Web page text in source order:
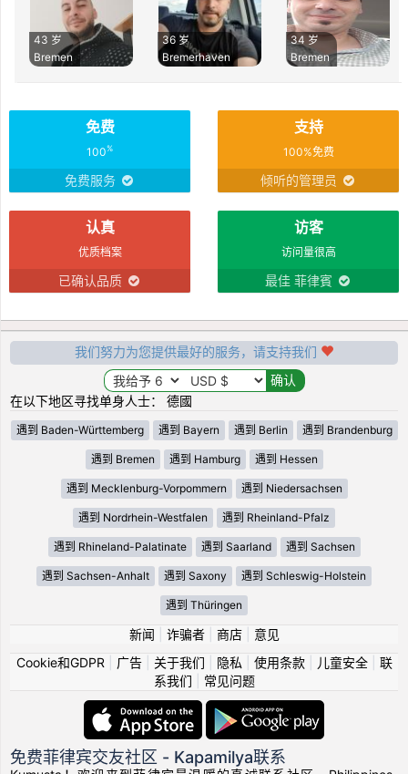
43 岁
Bremen
36 岁
Bremerhaven
34 岁
Bremen
免费
100%
免费服务
支持
100%免费
倾听的管理员
认真
优质档案
已确认品质
访客
访问量很高
最佳 菲律賓
我们努力为您提供最好的服务，请支持我们
在以下地区寻找单身人士： 德國
遇到 Baden-Württemberg 遇到 Bayern 遇到 Berlin 遇到 Brandenburg
遇到 Bremen 遇到 Hamburg 遇到 Hessen
遇到 Mecklenburg-Vorpommern 遇到 Niedersachsen
遇到 Nordrhein-Westfalen 遇到 Rheinland-Pfalz
遇到 Rhineland-Palatinate 遇到 Saarland 遇到 Sachsen
遇到 Sachsen-Anhalt 遇到 Saxony 遇到 Schleswig-Holstein
遇到 Thüringen
新闻 诈骗者| 商店| 意见
Cookie和GDPR
广告| 关于我们 隐私 使用条款| 儿童安全| 联
系我们
常见问题
免费菲律宾交友社区 - Kapamilya联系